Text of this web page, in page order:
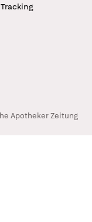
Apotheker Zeitung